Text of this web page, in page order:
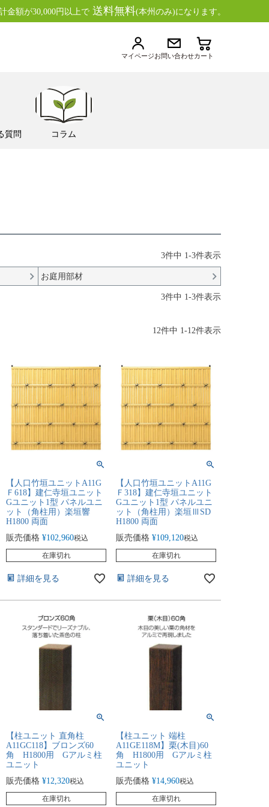
金額が30,000円以上で 送料無料(本州のみ)になります。
マイページお問い合わせカート
質問 コラム
3件中 1-3件表示
お庭用部材
3件中 1-3件表示
12件中 1-12件表示
【人口竹垣ユニットA11G
Ｆ618】建仁寺垣ユニット
Gユニット1型 パネルユニ
ット（角柱用）楽垣響
H1800 両面
販売価格 ¥102,960税込
在庫切れ
詳細を見る
【人口竹垣ユニットA11G
Ｆ318】建仁寺垣ユニット
Gユニット1型 パネルユニ
ット（角柱用）楽垣ⅢSD
H1800 両面
販売価格 ¥109,120税込
在庫切れ
詳細を見る
【柱ユニット 直角柱
A11GC118】ブロンズ60
角 H1800用 Gアルミ柱
ユニット
販売価格 ¥12,320税込
在庫切れ
【柱ユニット 端柱
A11GE118M】栗(木目)60
角 H1800用 Gアルミ柱
ユニット
販売価格 ¥14,960税込
在庫切れ